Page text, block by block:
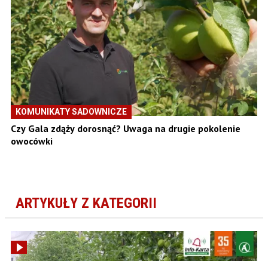
KOMUNIKATY SADOWNICZE
Czy Gala zdąży dorosnąć? Uwaga na drugie pokolenie
owocówki
ARTYKUŁY Z KATEGORII